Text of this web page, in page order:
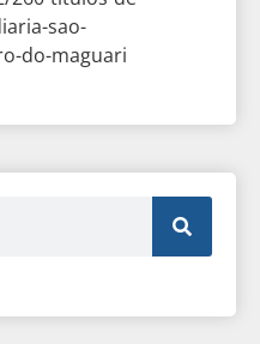
sao-
do-maguari